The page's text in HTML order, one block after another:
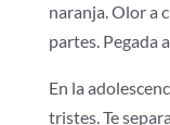
naranja. Olor a
partes. Pegada
En la
tristes. Te